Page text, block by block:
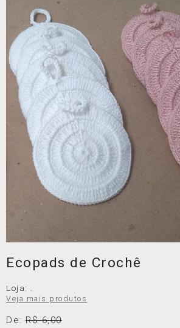
Ecopads de Crochê
Loja:
Veja mais produtos
De:R$ 6,00